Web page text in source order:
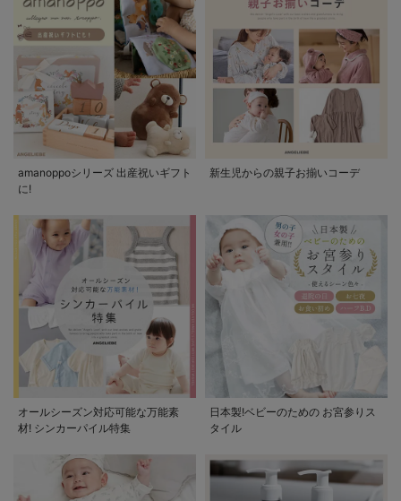
amanoppoシリーズ 出産祝いギフト
に!
新生児からの親子お揃いコーデ
オールシーズン対応可能な万能素
材! シンカーパイル特集
日本製!ベビーのための お宮参りス
タイル